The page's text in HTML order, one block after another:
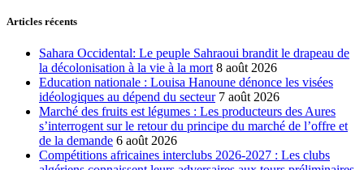
Articles récents
Sahara Occidental: Le peuple Sahraoui brandit le drapeau de
la décolonisation à la vie à la mort 8 août 2026
Education nationale : Louisa Hanoune dénonce les visées
idéologiques au dépend du secteur 7 août 2026
Marché des fruits est légumes : Les producteurs des Aures
s’interrogent sur le retour du principe du marché de l’offre et
de la demande 6 août 2026
Compétitions africaines interclubs 2026-2027 : Les clubs